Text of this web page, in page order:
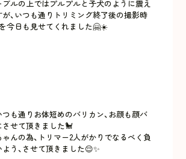
ブルの上ではプルプルと子犬のように震え
、いつも通りトリミング終了後の撮影時
今日も見せてくれました🤗☀️
も通りお体短めのバリカン、お顔も顔バ
させて頂きました🐩
んの為、トリマー2人がかりでなるべく負
う、させて頂きました😌✨